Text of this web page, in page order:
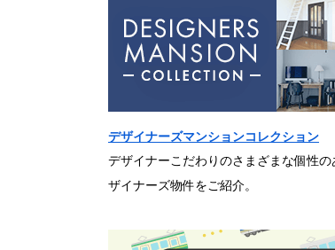
デザイナーズマンションコレクション
デザイナーこだわりのさまざまな個性
ザイナーズ物件をご紹介。